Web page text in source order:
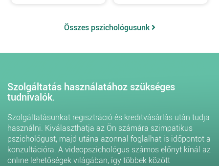
Összes pszichológusunk
Szolgáltatás használatához szükséges
tudnivalók.
Szolgáltatásunkat regisztráció és kreditvásárlás után tudja
használni. Kiválaszthatja az Ön számára szimpatikus
pszichológust, majd utána azonnal foglalhat is időpontot a
konzultációra. A videopszichológus számos előnyt kínál az
online lehetőségek világában, így többek között